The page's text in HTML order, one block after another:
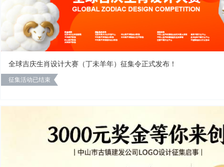
全球吉庆生肖设计大赛（丁未羊年）征集令正式发布！
征集活动已结束